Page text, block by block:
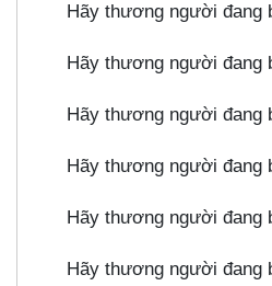
Hãy thương người đang
Hãy thương người đang
Hãy thương người đang
Hãy thương người đang
Hãy thương người đang
Hãy thương người đang